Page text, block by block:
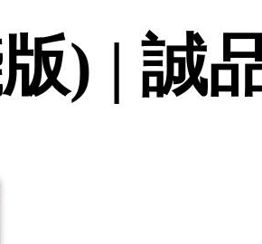
) | 誠